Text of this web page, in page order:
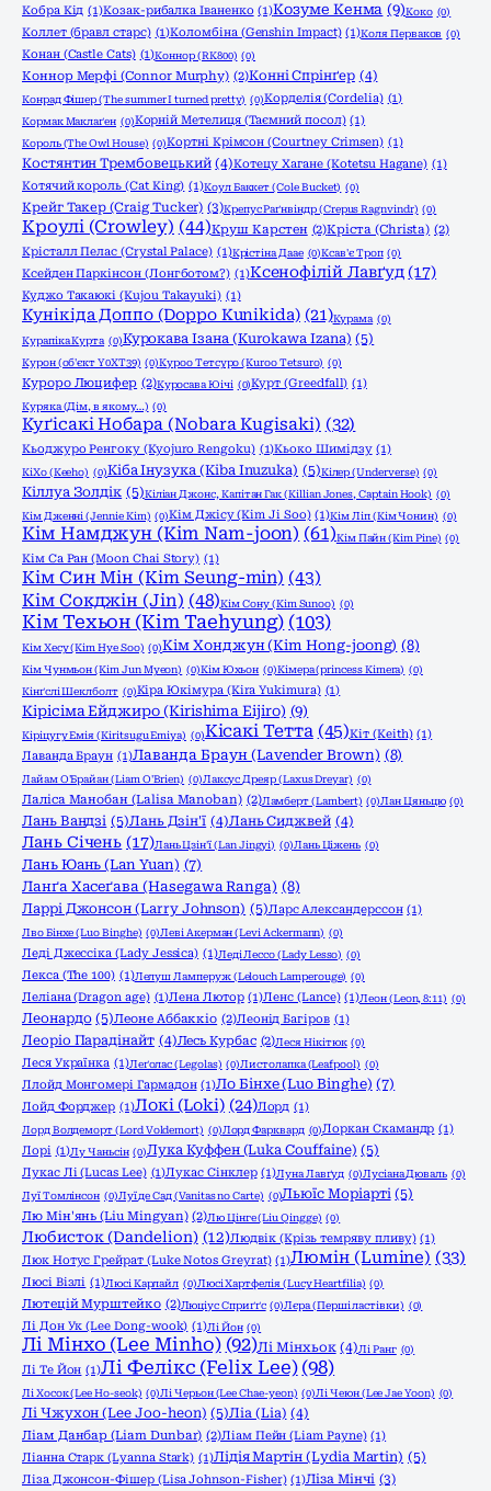
Кобра Кід (1)Козак-рибалка Іваненко (1)Козуме Кенма (9)Коко (0)
Коллет (бравл старс) (1)Коломбіна (Genshin Impact) (1)Коля Перваков (0)
Конан (Castle Cats) (1)Коннор (RK800) (0)
Коннор Мерфі (Connor Murphy) (2)Конні Спрінґер (4)
Конрад Фішер (The summer I turned pretty) (0)Корделія (Cordelia) (1)
Кормак Маклаґен (0)Корній Метелиця (Таємний посол) (1)
Король (The Owl House) (0)Кортні Крімсон (Courtney Crimsen) (1)
Костянтин Трембовецький (4)Котецу Хагане (Kotetsu Hagane) (1)
Котячий король (Cat King) (1)Коул Баккет (Cole Bucket) (0)
Крейг Такер (Craig Tucker) (3)Крепус Раґнвіндр (Crepus Ragnvindr) (0)
Кроулі (Crowley) (44)Круш Карстен (2)Кріста (Christa) (2)
Крісталл Пелас (Crystal Palace) (1)Крістіна Даае (0)Ксав'є Троп (0)
Ксейден Паркінсон (Лонгботом?) (1)Ксенофілій Лавґуд (17)
Куджо Такаюкі (Kujou Takayuki) (1)
Кунікіда Доппо (Doppo Kunikida) (21)Курама (0)
Курапіка Курта (0)Курокава Ізана (Kurokawa Izana) (5)
Курон (об'єкт Y0XT39) (0)Куроо Тетсуро (Kuroo Tetsuro) (0)
Куроро Люцифер (2)Куросава Юічі (0)Курт (Greedfall) (1)
Куряка (Дім, в якому…) (0)
Куґісакі Нобара (Nobara Kugisaki) (32)
Кьоджуро Ренгоку (Kyojuro Rengoku) (1)Кьоко Шимідзу (1)
КіХо (Keeho) (0)Кіба Інузука (Kiba Inuzuka) (5)Кілер (Underverse) (0)
Кіллуа Золдік (5)Кіліан Джонс, Капітан Гак (Killian Jones, Captain Hook) (0)
Кім Дженні (Jennie Kim) (0)Кім Джісу (Kim Ji Soo) (1)Кім Ліп (Кім Чонин) (0)
Кім Намджун (Kim Nam-joon) (61)Кім Пайн (Kim Pine) (0)
Кім Са Ран (Moon Chai Story) (1)
Кім Син Мін (Kim Seung-min) (43)
Кім Сокджін (Jin) (48)Кім Сону (Kim Sunoo) (0)
Кім Техьон (Kim Taehyung) (103)
Кім Хесу (Kim Hye Soo) (0)Кім Хонджун (Kim Hong-joong) (8)
Кім Чунмьон (Kim Jun Myeon) (0)Кім Юхьон (0)Кімера (princess Kimera) (0)
Кінґслі Шеклболт (0)Кіра Юкімура (Kira Yukimura) (1)
Кірісіма Ейджиро (Kirishima Eijiro) (9)
Кіріцугу Емія (Kiritsugu Emiya) (0)Кісакі Тетта (45)Кіт (Keith) (1)
Лаванда Браун (1)Лаванда Браун (Lavender Brown) (8)
Лайам О'Брайан (Liam O'Brien) (0)Лаксус Дреяр (Laxus Dreyar) (0)
Лаліса Манобан (Lalisa Manoban) (2)Ламберт (Lambert) (0)Лан Цяньцю (0)
Лань Вандзі (5)Лань Дзін'ї (4)Лань Сиджвей (4)
Лань Січень (17)Лань Цзін'ї (Lan Jingyi) (0)Лань Ціжень (0)
Лань Юань (Lan Yuan) (7)
Ланґа Хасеґава (Hasegawa Ranga) (8)
Ларрі Джонсон (Larry Johnson) (5)Ларс Александерссон (1)
Лво Бінхе (Luo Binghe) (0)Леві Акерман (Levi Ackermann) (0)
Леді Джессіка (Lady Jessica) (1)Леді Лессо (Lady Lesso) (0)
Лекса (The 100) (1)Лелуш Ламперуж (Lelouch Lamperouge) (0)
Леліана (Dragon age) (1)Лена Лютор (1)Ленс (Lance) (1)Леон (Leon, 8:11) (0)
Леонардо (5)Леоне Аббаккіо (2)Леонід Багіров (1)
Леоріо Парадінайт (4)Лесь Курбас (2)Леся Нікітюк (0)
Леся Українка (1)Леґолас (Legolas) (0)Листолапка (Leafpool) (0)
Ллойд Монгомері Гармадон (1)Ло Бінхе (Luo Binghe) (7)
Лойд Форджер (1)Локі (Loki) (24)Лорд (1)
Лорд Волдеморт (Lord Voldemort) (0)Лорд Фарквард (0)Лоркан Скамандр (1)
Лорі (1)Лу Чаньсін (0)Лука Куффен (Luka Couffaine) (5)
Лукас Лі (Lucas Lee) (1)Лукас Сінклер (1)Луна Лавґуд (0)Лусіана Дюваль (0)
Луї Томлінсон (0)Луї де Сад (Vanitas no Carte) (0)Льюїс Моріарті (5)
Лю Мін'янь (Liu Mingyan) (2)Лю Цінге (Liu Qingge) (0)
Любисток (Dandelion) (12)Людвік (Крізь темряву пливу) (1)
Люк Нотус Грейрат (Luke Notos Greyrat) (1)Люмін (Lumine) (33)
Люсі Візлі (1)Люсі Карлайл (0)Люсі Хартфелія (Lucy Heartfilia) (0)
Лютецій Мурштейко (2)Люціус Сприґґс (0)Лєра (Перші ластівки) (0)
Лі Дон Ук (Lee Dong-wook) (1)Лі Йон (0)
Лі Мінхо (Lee Minho) (92)Лі Мінхьок (4)Лі Ранг (0)
Лі Те Йон (1)Лі Фелікс (Felix Lee) (98)
Лі Хосок (Lee Ho-seok) (0)Лі Черьон (Lee Chae-yeon) (0)Лі Чеюн (Lee Jae Yoon) (0)
Лі Чжухон (Lee Joo-heon) (5)Ліа (Lia) (4)
Ліам Данбар (Liam Dunbar) (2)Ліам Пейн (Liam Payne) (1)
Ліанна Старк (Lyanna Stark) (1)Лідія Мартін (Lydia Martin) (5)
Ліза Джонсон-Фішер (Lisa Johnson-Fisher) (1)Ліза Мінчі (3)